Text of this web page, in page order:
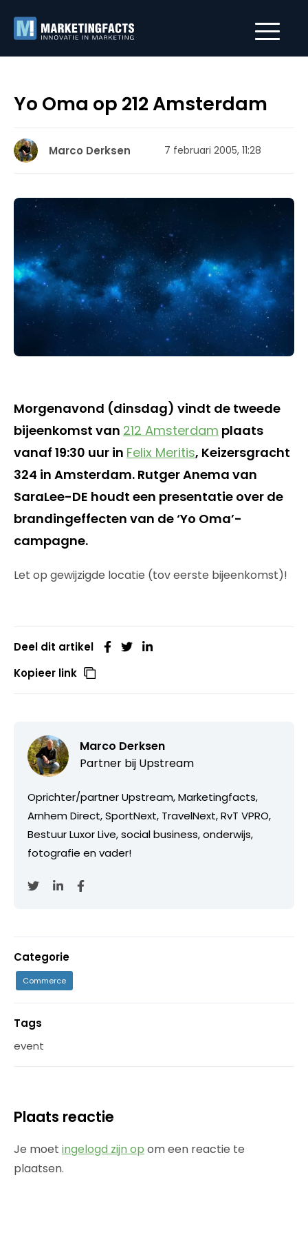
Yo Oma op 212 Amsterdam
Marco Derksen 7 februari 2005, 11:28
Morgenavond (dinsdag) vindt de tweede
bijeenkomst van 212 Amsterdam plaats
vanaf 19:30 uur in Felix Meritis, Keizersgracht
324 in Amsterdam. Rutger Anema van
SaraLee-DE houdt een presentatie over de
brandingeffecten van de ‘Yo Oma’-
campagne.
Let op gewijzigde locatie (tov eerste bijeenkomst)!
Deel dit artikel
Kopieer link
Marco Derksen
Partner bij Upstream
Oprichter/partner Upstream, Marketingfacts,
Arnhem Direct, SportNext, TravelNext, RvT VPRO,
Bestuur Luxor Live, social business, onderwijs,
fotografie en vader!
Categorie
Commerce
Tags
event
Plaats reactie
Je moet ingelogd zijn op om een reactie te
plaatsen.